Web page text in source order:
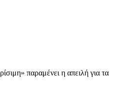
παραμένει η απειλή για τα